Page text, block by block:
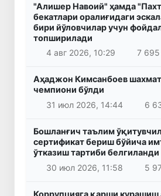
"Алишер Навоий" ҳамда
бекатлари оралиғидаги
бири йўловчилар учун
топширилади
4 авг 2026, 10:29
7 695
Аҳаджон Кимсанбоев
чемпиони бўлди
31 июл 2026, 14:44
6
Бошланғич таълим
сертификат бериш бўйича
ўтказиш тартиби белгиланди
30 июл 2026, 11:58
5
Коррупцияга қарши курашиш